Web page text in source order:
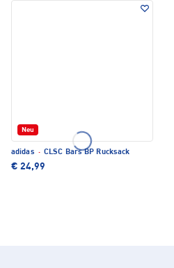
Neu
adidas · CLSC Bars BP Rucksack
€ 24,99